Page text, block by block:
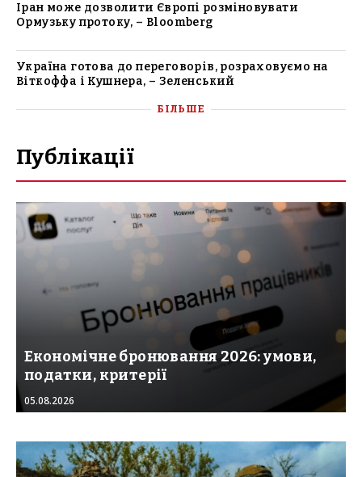
Іран може дозволити Європі розміновувати
Ормузьку протоку, – Bloomberg
Україна готова до переговорів, розраховуємо на
Віткоффа і Кушнера, – Зеленський
БІЛЬШЕ
Публікації
Економічне бронювання 2026: умови,
податки, критерії
05.08.2026